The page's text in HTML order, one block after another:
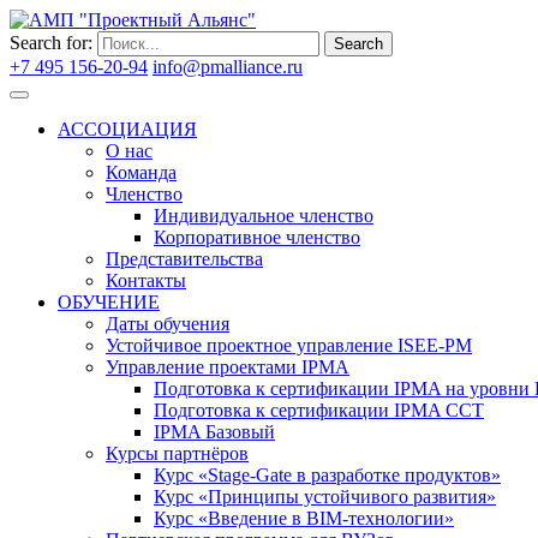
Search for: Search
+7 495 156-20-94 info@pmalliance.ru
АССОЦИАЦИЯ
О нас
Команда
Членство
Индивидуальное членство
Корпоративное членство
Представительства
Контакты
ОБУЧЕНИЕ
Даты обучения
Устойчивое проектное управление ISEE-PM
Управление проектами IPMA
Подготовка к сертификации IPMA на уровни
Подготовка к сертификации IPMA CCT
IPMA Базовый
Курсы партнёров
Курс «Stage-Gate в разработке продуктов»
Курс «Принципы устойчивого развития»
Курс «Введение в BIM-технологии»